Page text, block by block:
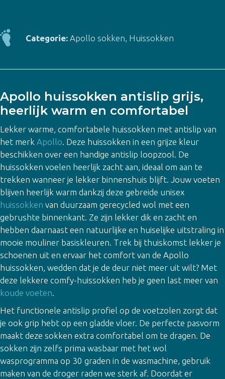
grijs
aantal
Categorie: Apollo sokken, Huissokken
Apollo huissokken antislip grijs,
heerlijk warm en comfortabel
Lekker warme, comfortabele huissokken met antislip van
het merk Apollo. Deze huissokken in een grijze kleur
beschikken over een handige antislip loopzool. De
huissokken voelen heerlijk zacht aan, ideaal om aan te
trekken wanneer je lekker binnenshuis blijft. Jouw voeten
blijven heerlijk warm dankzij deze gebreide unisex
huissokken van duurzaam gerecycled wol met een
gebrushte binnenkant. Ze zijn lekker dik en zacht en
hebben daarnaast een natuurlijke en huiselijke uitstraling in
mooie mouliner basiskleuren. Trek bij thuiskomst lekker je
schoenen uit en ervaar het comfort van de Apollo
huissokken, wedden dat je de deur niet meer uit wilt? Met
deze lekkere comfy-huissokken heb je geen last meer van
koude voeten.
Het functionele antislip profiel op de voetzolen zorgt dat
je ook grip hebt op een gladde vloer. De perfecte pasvorm
maakt deze sokken extra comfortabel om te dragen. De
sokken zijn zelfs prima wasbaar met het wol
wasprogramma op 30 graden in de wasmachine, gebruik
maken van de droger raden we sterk af. Doordat er